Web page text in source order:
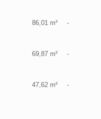
86,01 m² -
69,87 m² -
47,62 m² -